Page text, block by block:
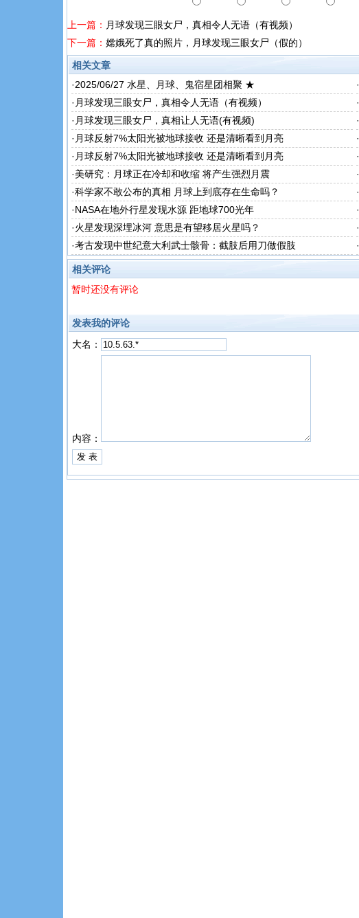
上一篇： 月球发现三眼女尸，真相令人无语（有视频）
下一篇： 嫦娥死了真的照片，月球发现三眼女尸（假的）
相关文章
·2025/06/27 水星、月球、鬼宿星团相聚 ★ ·
· 月球发现三眼女尸，真相令人无语（有视频） ·
· 月球发现三眼女尸，真相让人无语(有视频) ·
· 月球反射7%太阳光被地球接收 还是清晰看到月亮 ·
· 月球反射7%太阳光被地球接收 还是清晰看到月亮 ·
·美研究：月球正在冷却和收缩 将产生强烈月震 ·
·科学家不敢公布的真相 月球上到底存在生命吗？ ·
·NASA在地外行星发现水源 距地球700光年 ·
·火星发现深埋冰河 意思是有望移居火星吗？ ·
·考古发现中世纪意大利武士骸骨：截肢后用刀做假肢 ·
相关评论
暂时还没有评论
发表我的评论
大名：
内容：